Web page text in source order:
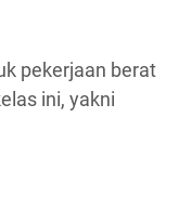
pekerjaan berat
ini, yakni